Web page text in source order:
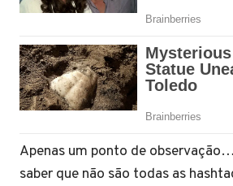
Apenas um ponto de
saber que não são todas as